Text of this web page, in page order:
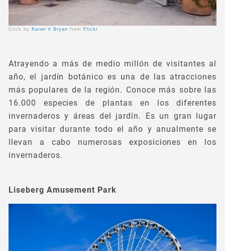
Click by Karen V Bryanfrom Flickr
Atrayendo a más de medio millón de visitantes al
año, el jardín botánico es una de las atracciones
más populares de la región. Conoce más sobre las
16.000 especies de plantas en los diferentes
invernaderos y áreas del jardín. Es un gran lugar
para visitar durante todo el año y anualmente se
llevan a cabo numerosas exposiciones en los
invernaderos.
Liseberg Amusement Park